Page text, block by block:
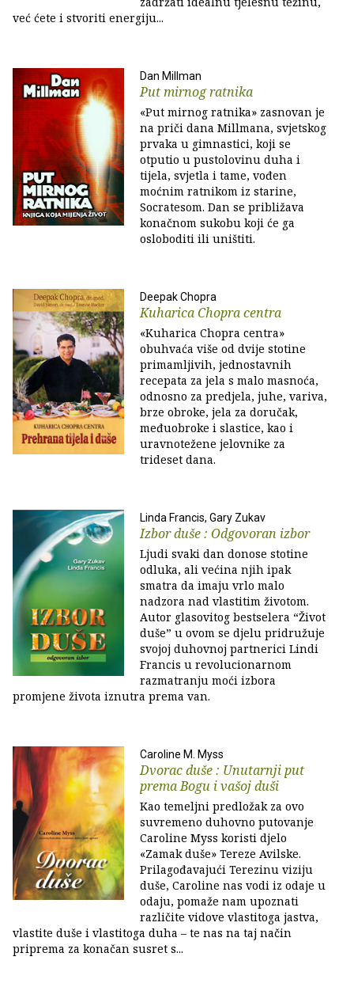
već ćete i stvoriti energiju...
Dan Millman
Put mirnog ratnika
«Put mirnog ratnika» zasnovan je
na priči dana Millmana, svjetskog
prvaka u gimnastici, koji se
otputio u pustolovinu duha i
tijela, svjetla i tame, vođen
moćnim ratnikom iz starine,
Socratesom. Dan se približava
konačnom sukobu koji će ga
osloboditi ili uništiti.
Deepak Chopra
Kuharica Chopra centra
«Kuharica Chopra centra»
obuhvaća više od dvije stotine
primamljivih, jednostavnih
recepata za jela s malo masnoća,
odnosno za predjela, juhe, variva,
brze obroke, jela za doručak,
međuobroke i slastice, kao i
uravnotežene jelovnike za
trideset dana.
Linda Francis, Gary Zukav
Izbor duše : Odgovoran izbor
Ljudi svaki dan donose stotine
odluka, ali većina njih ipak
smatra da imaju vrlo malo
nadzora nad vlastitim životom.
Autor glasovitog bestselera “Život
duše” u ovom se djelu pridružuje
svojoj duhovnoj partnerici Lindi
Francis u revolucionarnom
razmatranju moći izbora
promjene života iznutra prema van.
Caroline M. Myss
Dvorac duše : Unutarnji put
prema Bogu i vašoj duši
Kao temeljni predložak za ovo
suvremeno duhovno putovanje
Caroline Myss koristi djelo
«Zamak duše» Tereze Avilske.
Prilagođavajući Terezinu viziju
duše, Caroline nas vodi iz odaje u
odaju, pomaže nam upoznati
različite vidove vlastitoga jastva,
vlastite duše i vlastitoga duha – te nas na taj način
priprema za konačan susret s...